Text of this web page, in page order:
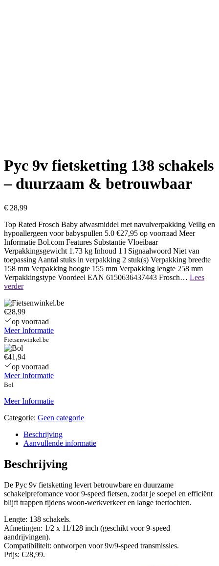
Pyc 9v fietsketting 138 schakels
– duurzaam & betrouwbaar
€ 28,99
Top Rated Frosch Baby afwasmiddel met navulverpakking Veilig en
hypoallergeen voor babyspullen 5.0 €27,95 op voorraad Meer
Informatie Bol.com Features Substantie Vloeibaar
Verpakkingsgewicht 1.73 kg Inhoud 1 l Signaalwoord Niet van
toepassing Aantal stuks in verpakking 2 stuk(s) Verpakking breedte
158 mm Verpakking hoogte 155 mm Verpakking lengte 258 mm
Verpakkingstype Voordeel EAN 6150636437443 Frosch… Lees
verderNaamloos
€28,99
op voorraad
Meer Informatie
Fietsenwinkel.be
€41,94
op voorraad
Meer Informatie
Bol
Meer Informatie
Categorie: Geen categorie
Beschrijving
Aanvullende informatie
Beschrijving
De Pyc 9v fietsketting levert betrouwbare en duurzame
schakelprefomance voor 9-speed fietsen, zodat je soepel en efficiënt
blijft trappen tijdens woon-werkverkeer en lange toertochten.
Lengte: 138 schakels.
Afmetingen: 1/2 x 11/128 inch (geschikt voor 9-speed
aandrijvingen).
Compatibiliteit: ontworpen voor 9v/9-speed transmissies.
Prijs: €28,99.